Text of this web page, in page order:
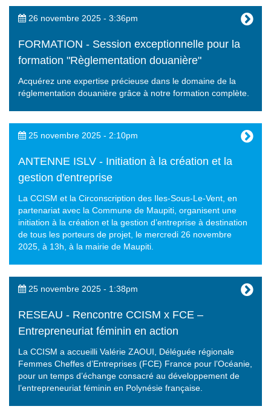
26 novembre 2025 - 3:36pm
FORMATION - Session exceptionnelle pour la
formation "Règlementation douanière"
Acquérez une expertise précieuse dans le domaine de la
réglementation douanière grâce à notre formation complète.
25 novembre 2025 - 2:10pm
ANTENNE ISLV - Initiation à la création et la
gestion d'entreprise
La CCISM et la Circonscription des Iles-Sous-Le-Vent, en
partenariat avec la Commune de Maupiti, organisent une
initiation à la création et la gestion d’entreprise à destination
de tous les porteurs de projet, le mercredi 26 novembre
2025, à 13h, à la mairie de Maupiti.
25 novembre 2025 - 1:38pm
RESEAU - Rencontre CCISM x FCE –
Entrepreneuriat féminin en action
La CCISM a accueilli Valérie ZAOUI, Déléguée régionale
Femmes Cheffes d’Entreprises (FCE) France pour l’Océanie,
pour un temps d’échange consacré au développement de
l’entrepreneuriat féminin en Polynésie française.